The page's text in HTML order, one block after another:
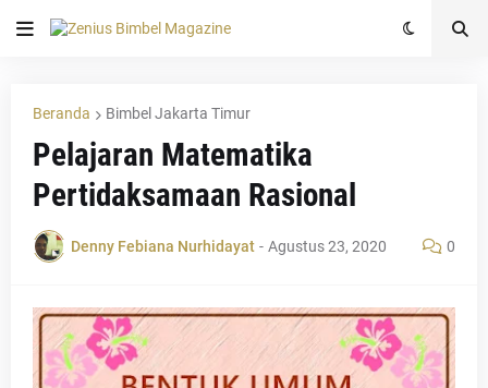
Beranda Bimbel Jakarta Timur
Pelajaran Matematika
Pertidaksamaan Rasional
Denny Febiana Nurhidayat - Agustus 23, 2020 0